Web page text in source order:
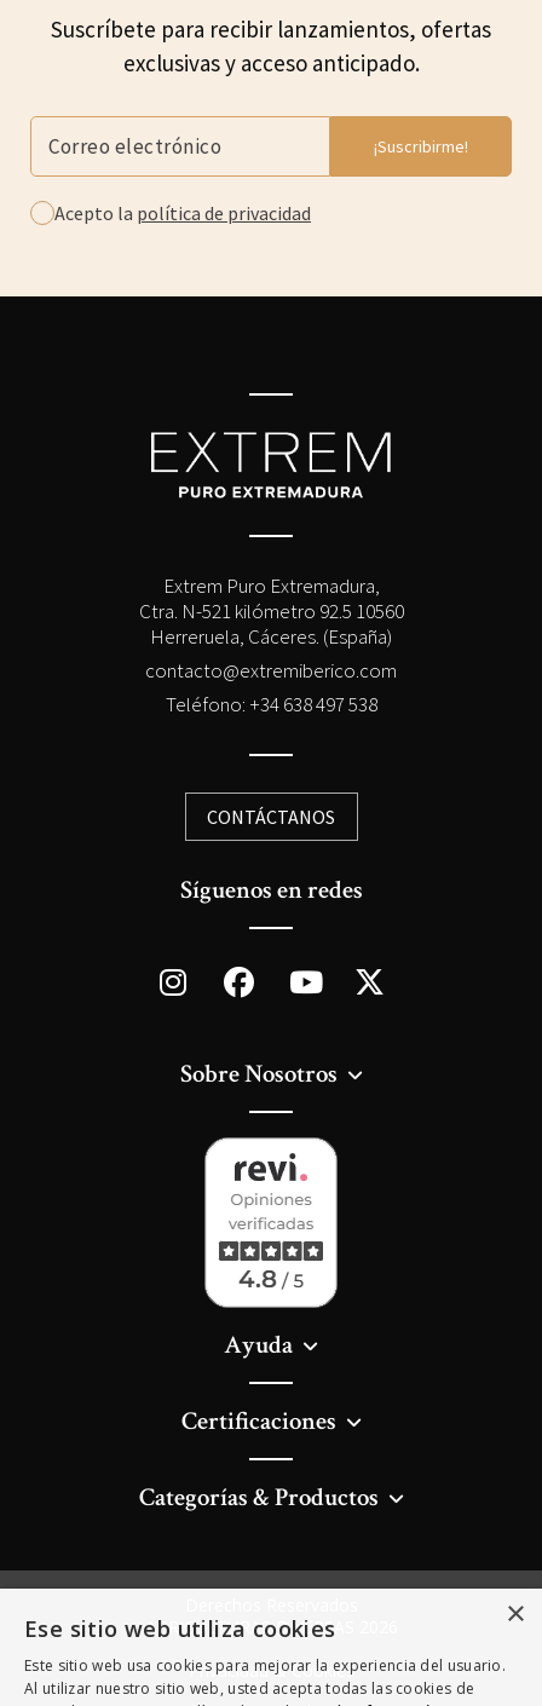
Suscríbete para recibir lanzamientos, ofertas
exclusivas y acceso anticipado.
Acepto la política de privacidad
Extrem Puro Extremadura,
Ctra. N-521 kilómetro 92.5 10560
Herreruela, Cáceres. (España)
contacto@extremiberico.com
Teléfono: +34 638 497 538
CONTÁCTANOS
Síguenos en redes
Sobre Nosotros
Ayuda
Certificaciones
Categorías & Productos
AGRICULTURAS DIVERSAS 2026
Privacidad & Cookies
×
Ese sitio web utiliza cookies
Este sitio web usa cookies para mejorar la experiencia del usuario.
Al utilizar nuestro sitio web, usted acepta todas las cookies de